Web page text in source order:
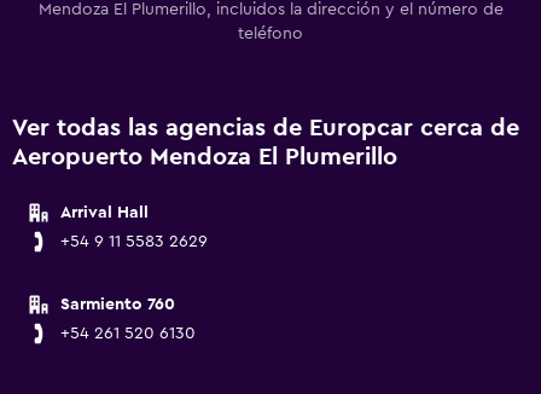
Mendoza El Plumerillo, incluidos la dirección y el número de
teléfono
Ver todas las agencias de Europcar cerca de
Aeropuerto Mendoza El Plumerillo
Arrival Hall
+54 9 11 5583 2629
Sarmiento 760
+54 261 520 6130